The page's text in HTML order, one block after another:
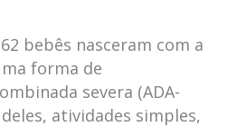
bebês nasceram com a
forma de
severa (ADA-
atividades simples,